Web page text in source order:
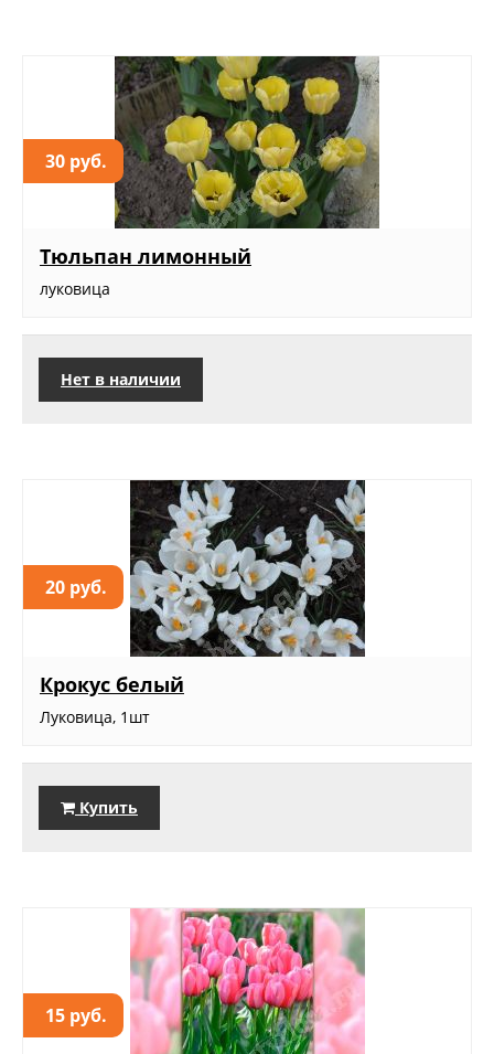
30 руб.
Тюльпан лимонный
луковица
Нет в наличии
20 руб.
Крокус белый
Луковица, 1шт
Купить
15 руб.